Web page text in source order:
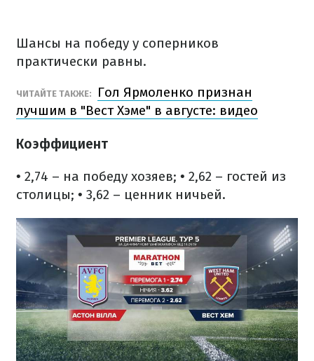
Шансы на победу у соперников
практически равны.
ЧИТАЙТЕ ТАКЖЕ:
Гол Ярмоленко признан
лучшим в "Вест Хэме" в августе: видео
Коэффициент
• 2,74 – на победу хозяев; • 2,62 – гостей из
столицы; • 3,62 – ценник ничьей.